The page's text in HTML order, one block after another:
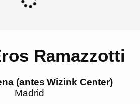
Ramazzotti
(antes Wizink Center)
Madrid